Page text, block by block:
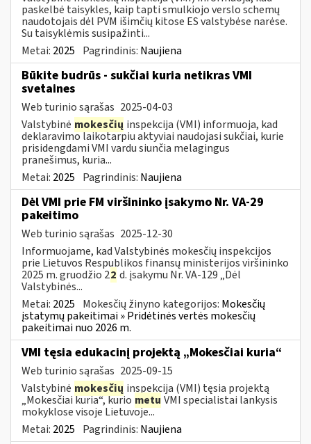
paskelbė taisykles, kaip tapti smulkiojo verslo schemų
naudotojais dėl PVM išimčių kitose ES valstybėse narėse.
Su taisyklėmis susipažinti...
Metai: 2025 Pagrindinis: Naujiena
Būkite budrūs - sukčiai kuria netikras VMI
svetaines
Web turinio sąrašas 2025-04-03
Valstybinė mokesčių inspekcija (VMI) informuoja, kad
deklaravimo laikotarpiu aktyviai naudojasi sukčiai, kurie
prisidengdami VMI vardu siunčia melagingus
pranešimus, kuria...
Metai: 2025 Pagrindinis: Naujiena
Dėl VMI prie FM viršininko įsakymo Nr. VA-29
pakeitimo
Web turinio sąrašas 2025-12-30
Informuojame, kad Valstybinės mokesčių inspekcijos
prie Lietuvos Respublikos finansų ministerijos viršininko
2025 m. gruodžio 22 d. įsakymu Nr. VA-129 „Dėl
Valstybinės...
Metai: 2025 Mokesčių žinyno kategorijos: Mokesčių
įstatymų pakeitimai » Pridėtinės vertės mokesčių
pakeitimai nuo 2026 m.
VMI tęsia edukacinį projektą „Mokesčiai kuria“
Web turinio sąrašas 2025-09-15
Valstybinė mokesčių inspekcija (VMI) tęsia projektą
„Mokesčiai kuria“, kurio metu VMI specialistai lankysis
mokyklose visoje Lietuvoje...
Metai: 2025 Pagrindinis: Naujiena